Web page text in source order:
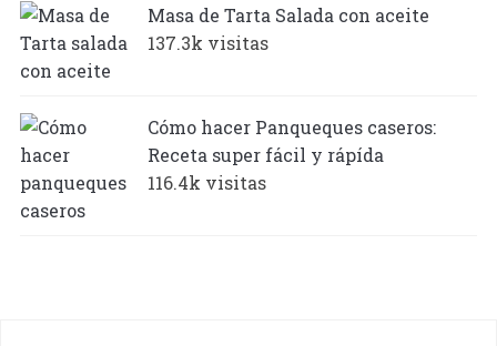
Masa de Tarta Salada con aceite
137.3k visitas
Cómo hacer Panqueques caseros:
Receta super fácil y rápída
116.4k visitas